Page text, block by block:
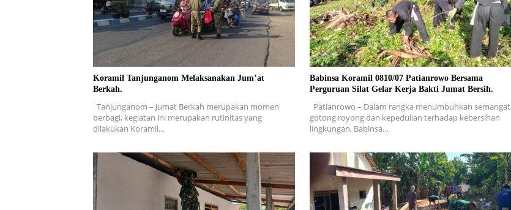
Koramil Tanjunganom Melaksanakan Jum’at
Berkah.
Tanjunganom – Jumat Berkah merupakan momen
berbagi, kegiatan ini merupakan rutinitas yang
dilakukan Koramil…
Babinsa Koramil 0810/07 Patianrowo Bersama
Perguruan Silat Gelar Kerja Bakti Jumat Bersih.
Patianrowo – Dalam rangka menumbuhkan semangat
gotong royong dan kepedulian terhadap kebersihan
lingkungan, Babinsa…